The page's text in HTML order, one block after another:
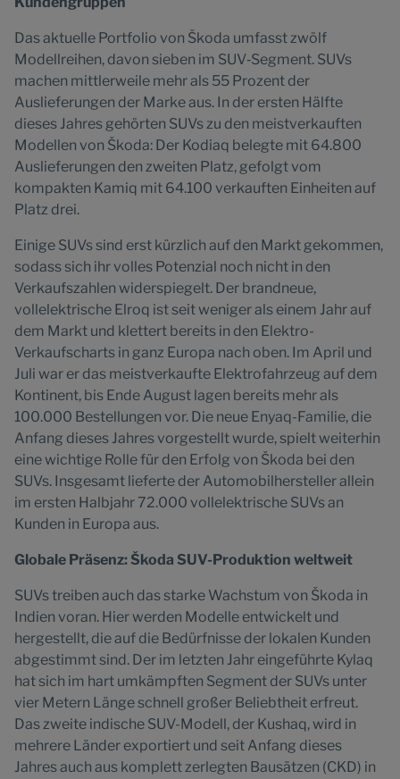
Das aktuelle Portfolio von Škoda umfasst zwölf
Modellreihen, davon sieben im SUV‑Segment. SUVs
machen mittlerweile mehr als 55 Prozent der
Auslieferungen der Marke aus. In der ersten Hälfte
dieses Jahres gehörten SUVs zu den meistverkauften
Modellen von Škoda: Der Kodiaq belegte mit 64.800
Auslieferungen den zweiten Platz, gefolgt vom
kompakten Kamiq mit 64.100 verkauften Einheiten auf
Platz drei.
Einige SUVs sind erst kürzlich auf den Markt gekommen,
sodass sich ihr volles Potenzial noch nicht in den
Verkaufszahlen widerspiegelt. Der brandneue,
vollelektrische Elroq ist seit weniger als einem Jahr auf
dem Markt und klettert bereits in den Elektro-
Verkaufscharts in ganz Europa nach oben. Im April und
Juli war er das meistverkaufte Elektrofahrzeug auf dem
Kontinent, bis Ende August lagen bereits mehr als
100.000 Bestellungen vor. Die neue Enyaq-Familie, die
Anfang dieses Jahres vorgestellt wurde, spielt weiterhin
eine wichtige Rolle für den Erfolg von Škoda bei den
SUVs. Insgesamt lieferte der Automobilhersteller allein
im ersten Halbjahr 72.000 vollelektrische SUVs an
Kunden in Europa aus.
Globale Präsenz: Škoda SUV-Produktion weltweit
SUVs treiben auch das starke Wachstum von Škoda in
Indien voran. Hier werden Modelle entwickelt und
hergestellt, die auf die Bedürfnisse der lokalen Kunden
abgestimmt sind. Der im letzten Jahr eingeführte Kylaq
hat sich im hart umkämpften Segment der SUVs unter
vier Metern Länge schnell großer Beliebtheit erfreut.
Das zweite indische SUV-Modell, der Kushaq, wird in
mehrere Länder exportiert und seit Anfang dieses
Jahres auch aus komplett zerlegten Bausätzen (CKD) in